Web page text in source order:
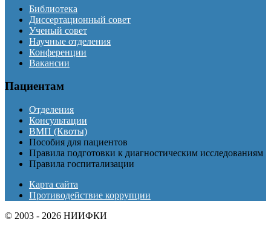
Библиотека
Диссертационный совет
Ученый совет
Научные отделения
Конференции
Вакансии
Пациентам
Отделения
Консультации
ВМП (Квоты)
Пособия для пациентов
Правила подготовки к диагностическим исследованиям
Правила госпитализации
Карта сайта
Противодействие коррупции
© 2003 - 2026 НИИФКИ